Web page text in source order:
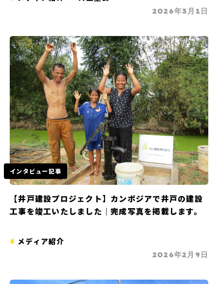
2026年3月1日
インタビュー記事
【井戸建設プロジェクト】カンボジアで井戸の建設
工事を竣工いたしました｜完成写真を掲載します。
メディア紹介
2026年2月9日